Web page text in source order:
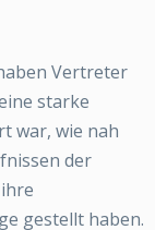
Vertreter
starke
war, wie nah
der
gestellt haben.